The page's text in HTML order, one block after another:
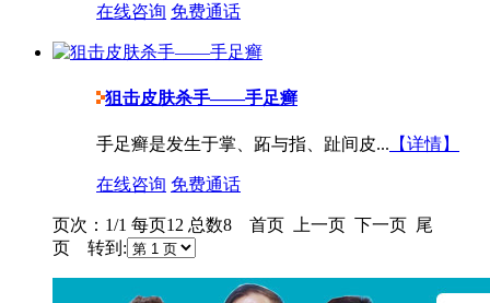
在线咨询 免费通话
狙击皮肤杀手——手足癣
手足癣是发生于掌、跖与指、趾间皮... 【详情】
在线咨询 免费通话
页次：1/1 每页12 总数8 首页 上一页 下一页 尾
页 转到: